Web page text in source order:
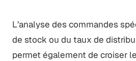
L’analyse des commandes
de stock ou du taux de
permet également de croiser